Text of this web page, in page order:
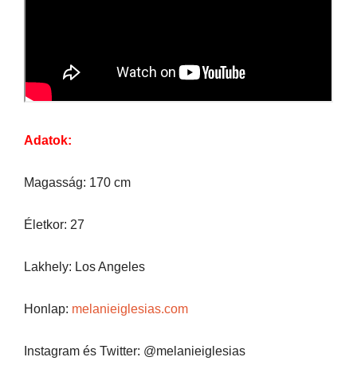
Adatok:
Magasság: 170 cm
Életkor: 27
Lakhely: Los Angeles
Honlap: melanieiglesias.com
Instagram és Twitter: @melanieiglesias